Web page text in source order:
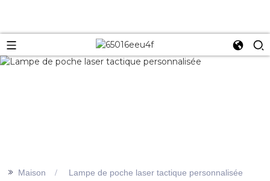
>> Maison Lampe de poche laser tactique personnalisée